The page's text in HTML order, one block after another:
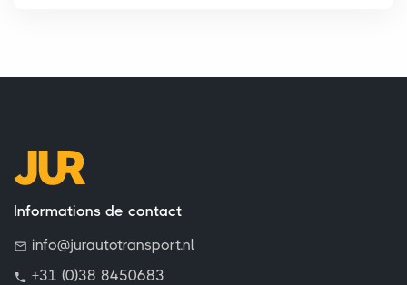
Informations de contact
info@jurautotransport.nl
+31 (0)38 8450683